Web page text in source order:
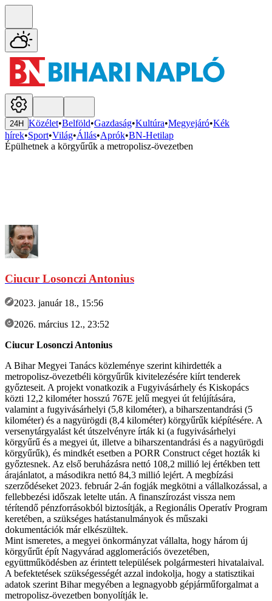
24H Közélet•Belföld•Gazdaság•Kultúra•Megyejáró•Kék
hírek•Sport•Világ•Állás•Aprók•BN-Hetilap
Épülhetnek a körgyűrűk a metropolisz-övezetben
Ciucur Losonczi Antonius
2023. január 18., 15:56
2026. március 12., 23:52
Ciucur Losonczi Antonius
A Bihar Megyei Tanács közleménye szerint kihirdették a
metropolisz-övezetbéli körgyűrűk kivitelezésére kiírt tenderek
győzteseit. A projekt vonatkozik a Fugyivásárhely és Kiskopács
közti 12,2 kilométer hosszú 767E jelű megyei út felújítására,
valamint a fugyivásárhelyi (5,8 kilométer), a biharszentandrási (5
kilométer) és a nagyürögdi (8,4 kilométer) körgyűrűk kiépítésére. A
versenytárgyalást két útszelvényre írták ki (a fugyivásárhelyi
körgyűrű és a megyei út, illetve a biharszentandrási és a nagyürögdi
körgyűrűk), és mindkét esetben a PORR Construct céget hozták ki
győztesnek. Az első beruházásra nettó 108,2 millió lej értékben tett
árajánlatot, a másodikra nettó 84,3 millió lejért. A megbízási
szerződéseket 2023. február 2-án fogják megkötni a vállalkozással, a
fellebbezési időszak letelte után. A finanszírozást vissza nem
térítendő pénzforrásokból biztosítják, a Regionális Operatív Program
keretében, a szükséges hatástanulmányok és műszaki
dokumentációk már elkészültek.
Mint ismeretes, a megyei önkormányzat vállalta, hogy három új
körgyűrűt épít Nagyvárad agglomerációs övezetében,
együttműködésben az érintett települések polgármesteri hivatalaival.
A befektetések szükségességét azzal indokolja, hogy a statisztikai
adatok szerint Bihar megyében a legnagyobb gépjárműforgalmat a
metropolisz-övezetben bonyolítják le.